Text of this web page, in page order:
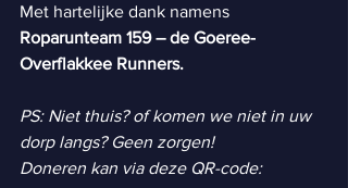
Met hartelijke dank namens
Roparunteam 159 – de Goeree-
Overflakkee Runners.
PS: Niet thuis? of komen we niet in uw
dorp langs? Geen zorgen!
Doneren kan via deze QR-code: